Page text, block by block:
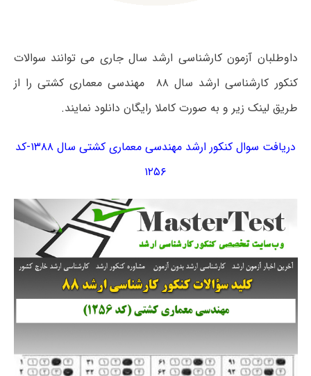
داوطلبان آزمون کارشناسی ارشد سال جاری می توانند سوالات
کنکور کارشناسی ارشد سال ۸۸ مهندسی معماری کشتی را از
طریق لینک زیر و به صورت کاملا رایگان دانلود نمایند.
دریافت سوال کنکور ارشد مهندسی معماری کشتی سال ۱۳۸۸-کد
۱۲۵۶